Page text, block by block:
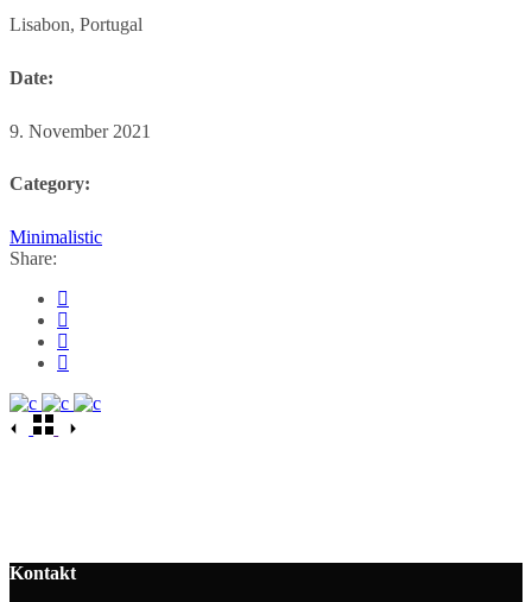
Lisabon, Portugal
Date:
9. November 2021
Category:
Minimalistic
Share:
Kontakt